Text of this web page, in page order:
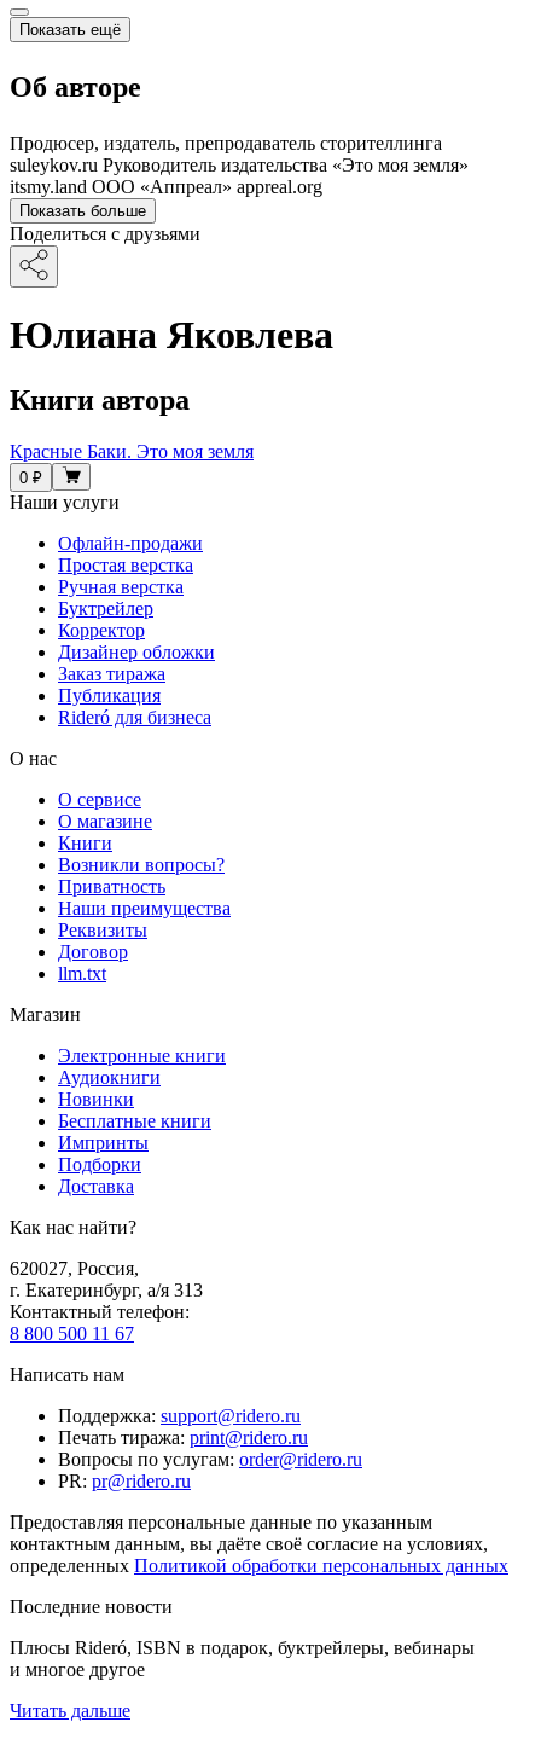
Показать ещё
Об авторе
Продюсер, издатель, препродаватель сторителлинга
suleykov.ru Руководитель издательства «Это моя земля»
itsmy.land ООО «Аппреал» appreal.org
Показать больше
Поделиться с друзьями
Юлиана Яковлева
Книги автора
Красные Баки. Это моя земля
0 ₽
Наши услуги
Офлайн-продажи
Простая верстка
Ручная верстка
Буктрейлер
Корректор
Дизайнер обложки
Заказ тиража
Публикация
Rideró для бизнеса
О нас
О сервисе
О магазине
Книги
Возникли вопросы?
Приватность
Наши преимущества
Реквизиты
Договор
llm.txt
Магазин
Электронные книги
Аудиокниги
Новинки
Бесплатные книги
Импринты
Подборки
Доставка
Как нас найти?
620027, Россия,
г. Екатеринбург, а/я 313
Контактный телефон:
8 800 500 11 67
Написать нам
Поддержка: support@ridero.ru
Печать тиража: print@ridero.ru
Вопросы по услугам: order@ridero.ru
PR: pr@ridero.ru
Предоставляя персональные данные по указанным
контактным данным, вы даёте своё согласие на условиях,
определенных Политикой обработки персональных данных
Последние новости
Плюсы Rideró, ISBN в подарок, буктрейлеры, вебинары
и многое другое
Читать дальше